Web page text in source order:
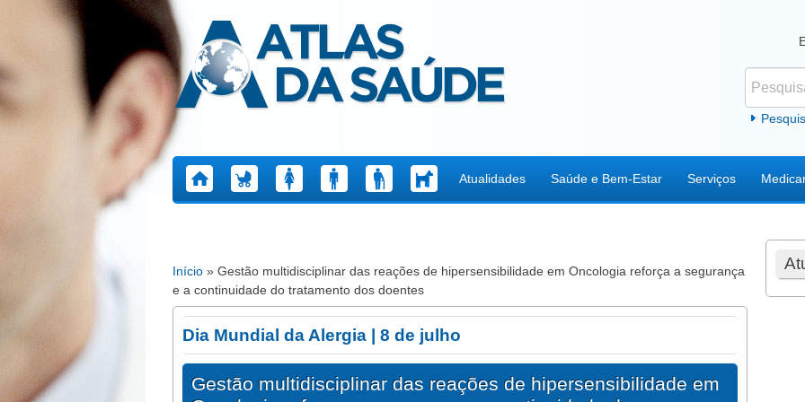
Atlas da Saúde
Atualidades Saúde e Bem-Estar Serviços
Está aqui
Início » Gestão multidisciplinar das reações de hipersensibilidade em Oncologia reforça a segurança
e a continuidade do tratamento dos doentes
Dia Mundial da Alergia | 8 de julho
Gestão multidisciplinar das reações de hipersensibilidade em